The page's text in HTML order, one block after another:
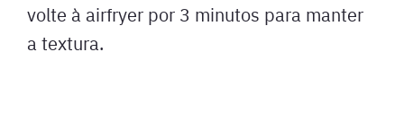
volte à airfryer por 3 minutos para manter
a textura.